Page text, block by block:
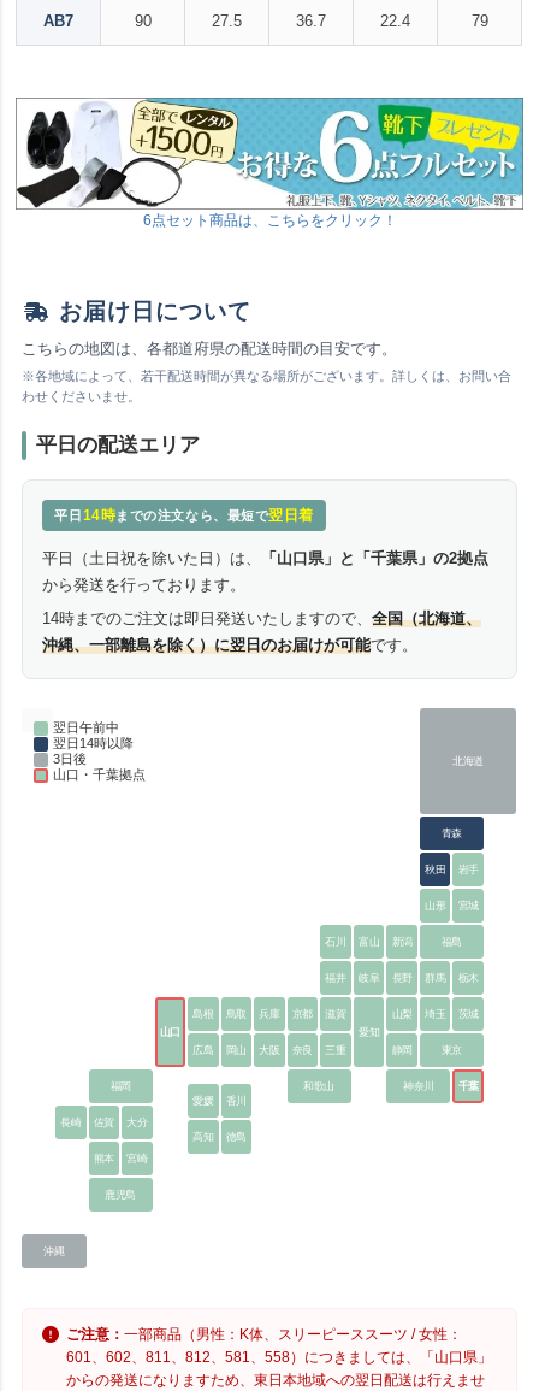
AB7 90 27.5 36.7 22.4 79
6点セット商品は、こちらをクリック！
お届け日について
こちらの地図は、各都道府県の配送時間の目安です。
※各地域によって、若干配送時間が異なる場所がございます。詳しくは、お問い合
わせくださいませ。
平日の配送エリア
平日 14時までの注文なら、最短で翌日着
平日（土日祝を除いた日）は、
「山口県」と「千葉県」の2拠点
から発送を行っております。
14時までのご注文は即日発送いたしますので、全国（北海道、
沖縄、一部離島を除く）に翌日のお届けが可能です。
翌日午前中
翌日14時以降
3日後
山口・千葉拠点
北海道
青森
秋田 岩手
山形 宮城
石川 富山 新潟 福島
福井 岐阜 長野 群馬 栃木
山口
島根 鳥取 兵庫 京都
滋賀
愛知
山梨 埼玉 茨城
広島 岡山 大阪 奈良 三重 東京
福岡
愛媛
香川
和歌山
静岡
神奈川 千葉
長崎 佐賀
大分
高知
徳島
熊本
宮崎
鹿児島
沖縄
ご注意：一部商品（男性：K体、スリーピーススーツ / 女性：
601、602、811、812、581、558）につきましては、「山口県」
からの発送になりますため、東日本地域への翌日配送は行えませ